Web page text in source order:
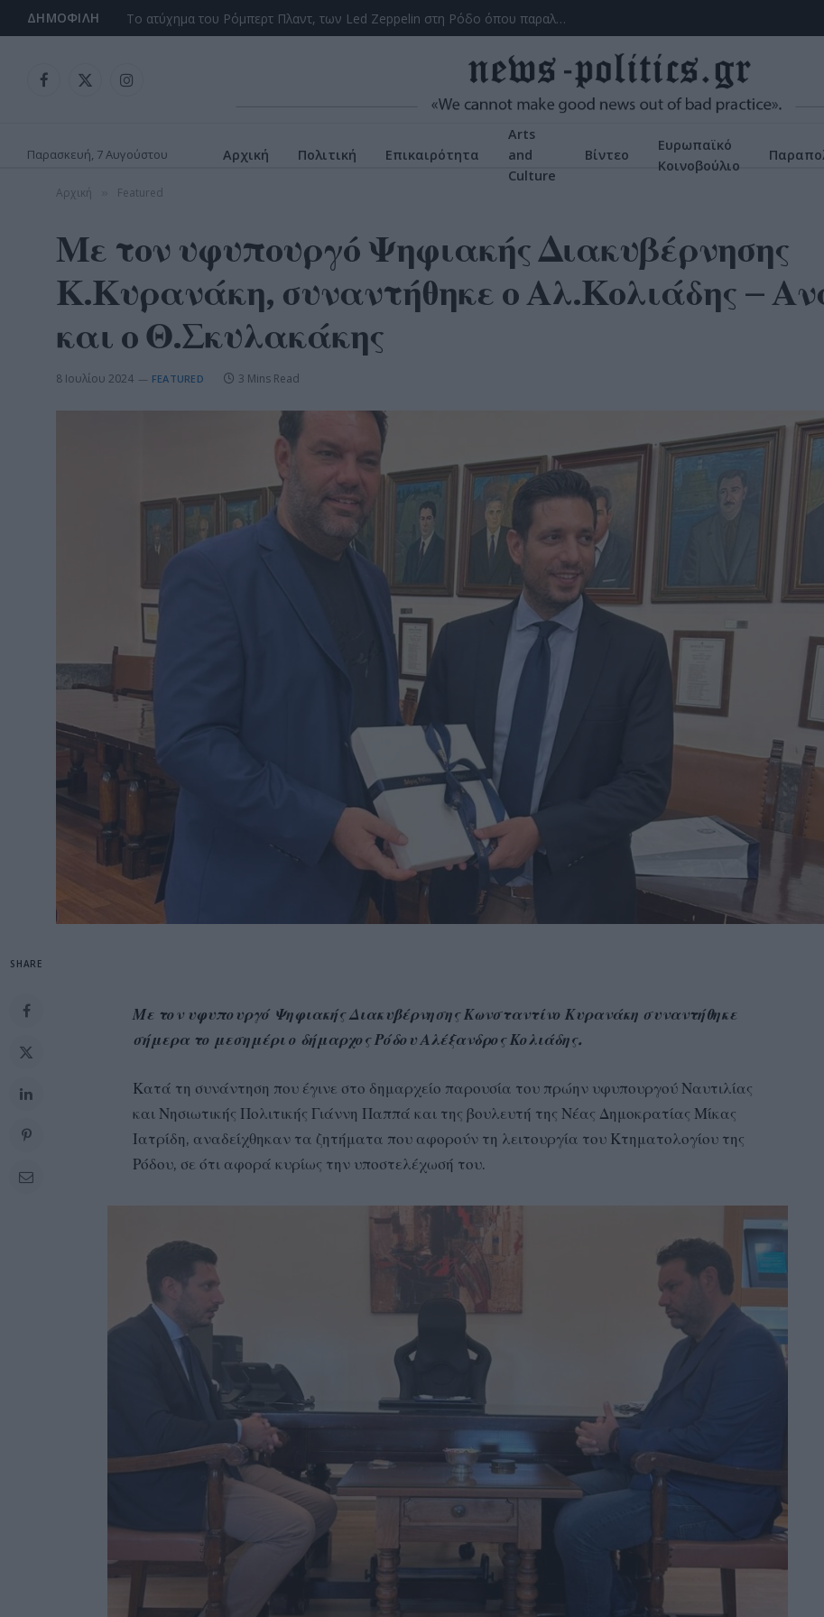
ΔΗΜΟΦΙΛΉ Το ατύχημα του Ρόμπερτ Πλαντ, των Led Zeppelin στη Ρόδο όπου παραλίγο να χάσει τη γυναίκα του (video)
Facebook
X
Instagram
Παρασκευή, 7 Αυγούστου Αρχική Πολιτική Επικαιρότητα
Arts
and
Culture
Βίντεο
Ευρωπαϊκό
Κοινοβούλιο
Αρχική Featured
Με τον υφυπουργό Ψηφιακής Διακυβέρνησης
Κ.Κυρανάκη, συναντήθηκε ο Αλ.Κολιάδης –
και ο Θ.Σκυλακάκης
8 Ιουλίου 2024 FEATURED 3 Mins Read
SHARE
Με τον υφυπουργό Ψηφιακής Διακυβέρνησης Κωνσταντίνο Κυρανάκη συναντήθηκε
σήμερα το μεσημέρι ο δήμαρχος Ρόδου Αλέξανδρος Κολιάδης.
Κατά τη συνάντηση που έγινε στο δημαρχείο παρουσία του πρώην υφυπουργού Ναυτιλίας
και Νησιωτικής Πολιτικής Γιάννη Παππά και της βουλευτή της Νέας Δημοκρατίας Μίκας
Ιατρίδη, αναδείχθηκαν τα ζητήματα που αφορούν τη λειτουργία του Κτηματολογίου της
Ρόδου, σε ότι αφορά κυρίως την υποστελέχωσή του.